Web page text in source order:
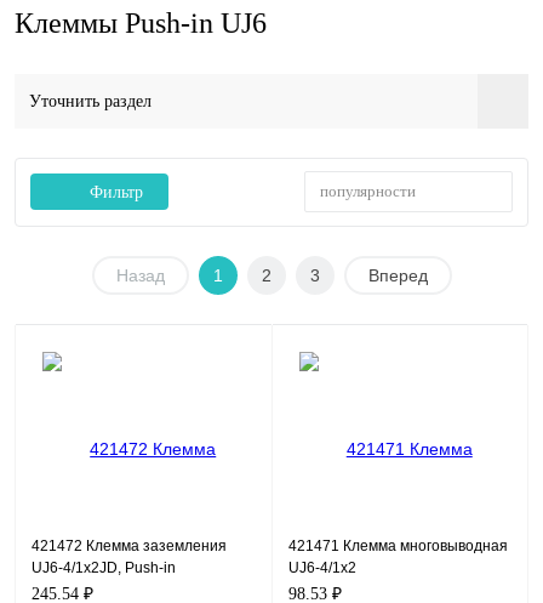
Клеммы Push-in UJ6
Уточнить раздел
Фильтр популярности
Назад 1 2 3 Вперед
421472 Клемма заземления
UJ6-4/1x2JD, Push-in
245.54 ₽
421471 Клемма многовыводная
UJ6-4/1x2
98.53 ₽